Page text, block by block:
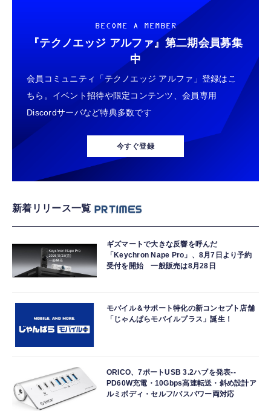
BECOME A MEMBER
『テクノエッジ アルファ』 第二期会員募集
中
会員コミュニティ「テクノエッジ アルファ」登録はこ
ちら。イベント招待や限定コンテンツ、会員専用
Discordサーバなど特典多数です
今すぐ登録
新着リリース一覧
ギズマートで大きな反響を呼んだ
「Keychron Nape Pro」、8月7日より予約
受付を開始 一般販売は8月28日
モバイル＆サポート特化の新コンセプト店舗
「じゃんぱらモバイルプラス」誕生！
ORICO、7ポートUSB 3.2ハブを発表--
PD60W充電・10Gbps高速転送・斜め設計ア
ルミボディ・セルフ/バスパワー両対応